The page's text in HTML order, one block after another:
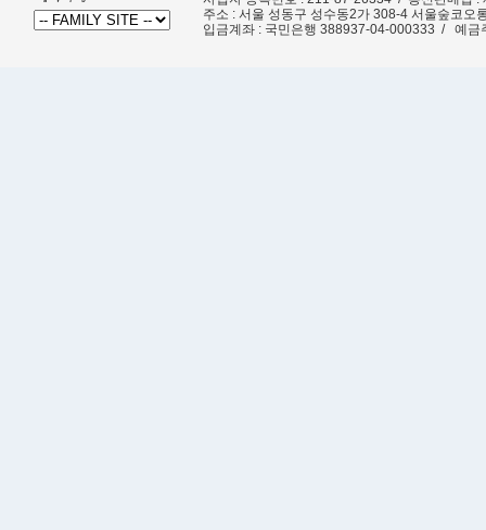
주소 : 서울 성동구 성수동2가 308-4 서울숲코
입금계좌 : 국민은행 388937-04-000333 / 예